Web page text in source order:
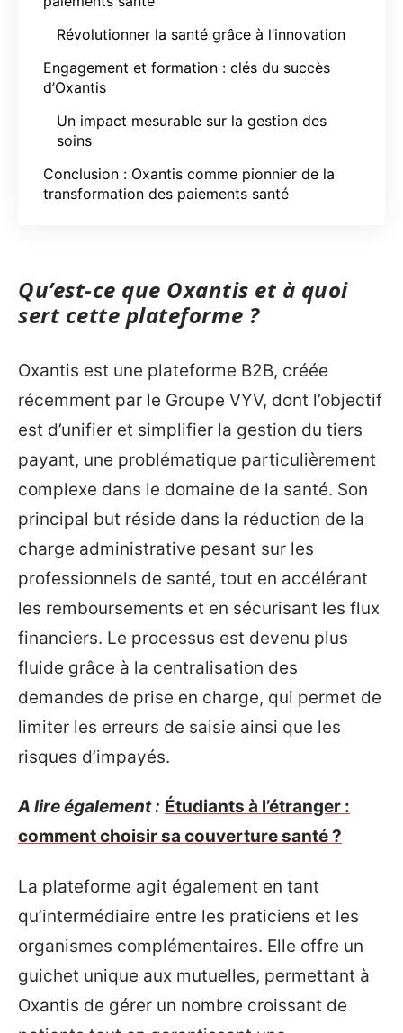
Révolutionner la santé grâce à l’innovation
Engagement et formation : clés du succès
d’Oxantis
Un impact mesurable sur la gestion des
soins
Conclusion : Oxantis comme pionnier de la
transformation des paiements santé
Qu’est-ce que Oxantis et à quoi
sert cette plateforme ?
Oxantis est une plateforme B2B, créée
récemment par le Groupe VYV, dont l’objectif
est d’unifier et simplifier la gestion du tiers
payant, une problématique particulièrement
complexe dans le domaine de la santé. Son
principal but réside dans la réduction de la
charge administrative pesant sur les
professionnels de santé, tout en accélérant
les remboursements et en sécurisant les flux
financiers. Le processus est devenu plus
fluide grâce à la centralisation des
demandes de prise en charge, qui permet de
limiter les erreurs de saisie ainsi que les
risques d’impayés.
A lire également : Étudiants à l’étranger :
comment choisir sa couverture santé ?
La plateforme agit également en tant
qu’intermédiaire entre les praticiens et les
organismes complémentaires. Elle offre un
guichet unique aux mutuelles, permettant à
Oxantis de gérer un nombre croissant de